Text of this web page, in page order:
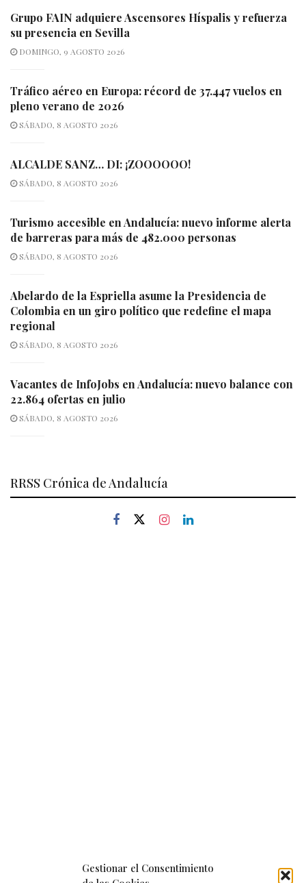
Gestionar el Consentimiento
Grupo FAIN adquiere Ascensores Híspalis y refuerza
su presencia en Sevilla
DOMINGO, 9 AGOSTO 2026
Tráfico aéreo en Europa: récord de 37.447 vuelos en
pleno verano de 2026
SÁBADO, 8 AGOSTO 2026
ALCALDE SANZ… DI: ¡ZOOOOOO!
SÁBADO, 8 AGOSTO 2026
Turismo accesible en Andalucía: nuevo informe alerta
de barreras para más de 482.000 personas
SÁBADO, 8 AGOSTO 2026
Abelardo de la Espriella asume la Presidencia de
Colombia en un giro político que redefine el mapa
regional
SÁBADO, 8 AGOSTO 2026
Vacantes de InfoJobs en Andalucía: nuevo balance con
22.864 ofertas en julio
SÁBADO, 8 AGOSTO 2026
RRSS Crónica de Andalucía